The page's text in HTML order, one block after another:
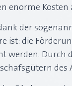
enorme Kosten
der
ist: die
werden. Durch